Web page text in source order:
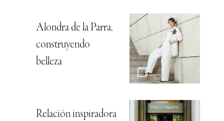
Alondra de la Parra,
construyendo
belleza
Relación inspiradora